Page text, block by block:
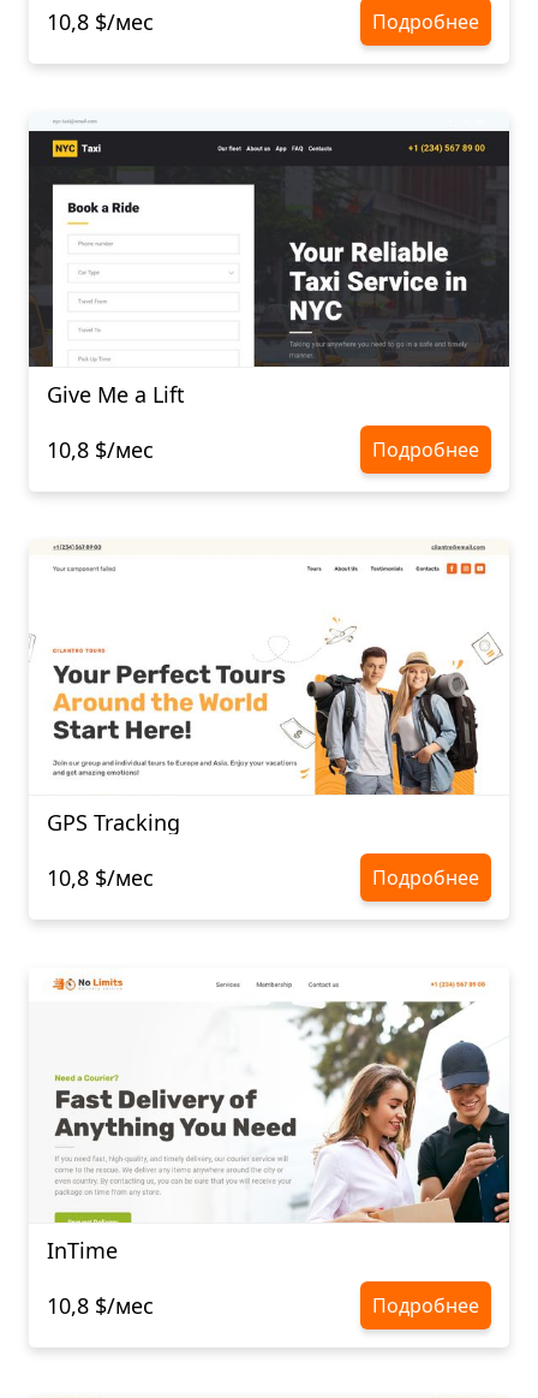
10,8 $/мес
Подробнее
Give Me a Lift
10,8 $/мес
Подробнее
GPS Tracking
10,8 $/мес
Подробнее
InTime
10,8 $/мес
Подробнее